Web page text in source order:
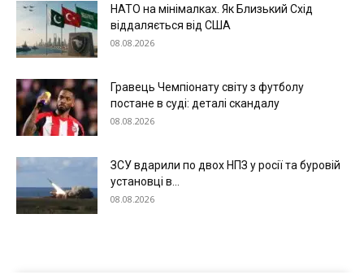
НАТО на мінімалках. Як Близький Схід
віддаляється від США
08.08.2026
Гравець Чемпіонату світу з футболу
постане в суді: деталі скандалу
08.08.2026
ЗСУ вдарили по двох НПЗ у росії та буровій
установці в...
08.08.2026